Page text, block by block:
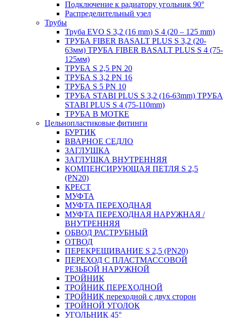
Подключение к радиатору угольник 90°
Распределительный узел
Трубы
Труба EVO S 3,2 (16 mm) S 4 (20 – 125 mm)
ТРУБА FIBER BASALT PLUS S 3,2 (20-
63мм) ТРУБА FIBER BASALT PLUS S 4 (75-
125мм)
ТРУБА S 2,5 PN 20
ТРУБА S 3,2 PN 16
ТРУБА S 5 PN 10
ТРУБА STABI PLUS S 3,2 (16-63mm) ТРУБА
STABI PLUS S 4 (75-110mm)
ТРУБА В МОТКЕ
Цельнопластиковые фитинги
БУРТИК
ВВАРНОЕ СЕДЛО
ЗАГЛУШКА
ЗАГЛУШКА ВНУТРЕННЯЯ
КОМПЕНСИРУЮЩАЯ ПЕТЛЯ S 2,5
(PN20)
КРЕСТ
МУФТА
МУФТА ПЕРЕХОДНАЯ
МУФТА ПЕРЕХОДНАЯ НАРУЖНАЯ /
ВНУТРЕННЯЯ
ОБВОД РАСТРУБНЫЙ
ОТВОД
ПЕРЕКРЕЩИВАНИЕ S 2,5 (PN20)
ПЕРЕХОД С ПЛАСТМАССОВОЙ
РЕЗЬБОЙ НАРУЖНОЙ
ТРОЙНИК
ТРОЙНИК ПЕРЕXОДНОЙ
ТРОЙНИК переходной с двух сторон
ТРОЙНОЙ УГОЛОК
УГОЛЬНИК 45°